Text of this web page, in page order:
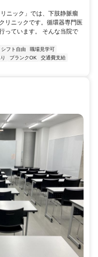
ニック」では、下肢静脈瘤
リニックです。循環器専門医
っています。 そんな当院で
シフト自由
職場見学可
ブランクOK
交通費支給